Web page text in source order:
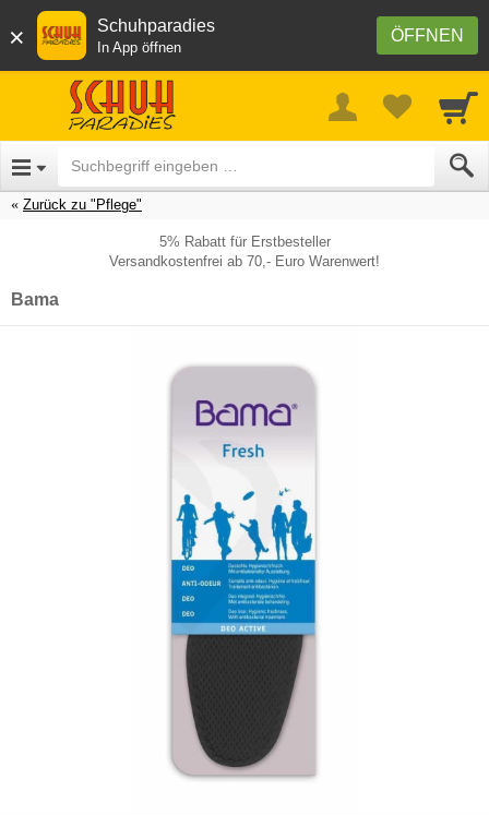
× ÖFFNEN
Schuhparadies
In App öffnen
Zurück zu "Pflege"
5% Rabatt für Erstbesteller
Versandkostenfrei ab 70,- Euro Warenwert!
Bama